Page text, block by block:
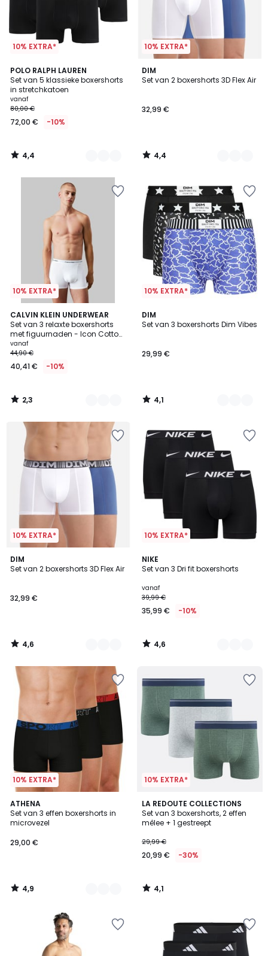
10% EXTRA*
POLO RALPH LAUREN
Set van 5 klassieke boxershorts
in stretchkatoen
vanaf
80,00 €
72,00 € -10%
4,4
/ 5
8
Kleuren
4,4
/
10% EXTRA*
DIM
Set van 2 boxershorts 3D Flex Air
32,99 €
4,4
/ 5
2
Kleuren
4,4
/
10% EXTRA*
CALVIN KLEIN UNDERWEAR
Set van 3 relaxte boxershorts
met figuurnaden - Icon Cotton
Stretch
vanaf
44,90 €
40,41 € -10%
2,3
/ 5
6
Kleuren
2,3
/
10% EXTRA*
DIM
Set van 3 boxershorts Dim Vibes
29,99 €
4,1
/ 5
3
Kleuren
4,1
/
10% EXTRA*
DIM
Set van 2 boxershorts 3D Flex Air
32,99 €
4,6
/ 5
3
Kleuren
4,6
/
10% EXTRA*
NIKE
Set van 3 Dri fit boxershorts
vanaf
39,99 €
35,99 € -10%
4,6
/ 5
2
Kleuren
4,6
/
10% EXTRA*
ATHENA
Set van 3 effen boxershorts in
microvezel
29,00 €
4,9
/ 5
2
Kleuren
4,9
/
10% EXTRA*
LA REDOUTE COLLECTIONS
Set van 3 boxershorts, 2 effen
mêlee + 1 gestreept
29,99 €
20,99 € -30%
4,1
/ 5
4,1
/